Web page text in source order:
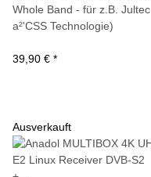
Whole Band - für z.B. Jultec
a²'CSS Technologie)
39,90 € *
Ausverkauft